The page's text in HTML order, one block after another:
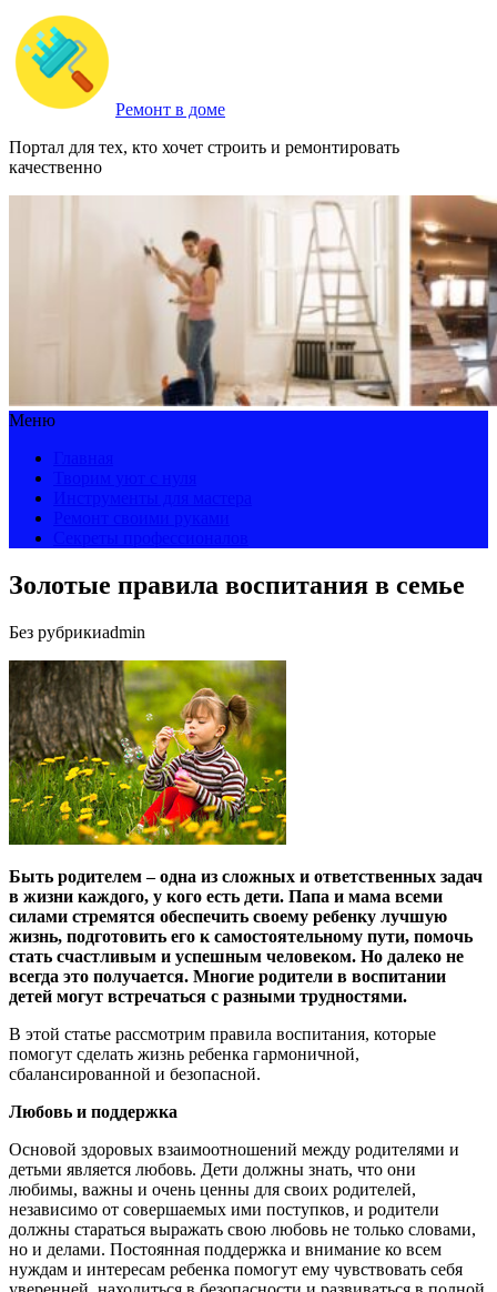
Ремонт в доме
Портал для тех, кто хочет строить и ремонтировать
качественно
Меню
Золотые правила воспитания в семье
Без рубрикиadmin
Быть родителем – одна из сложных и ответственных задач
в жизни каждого, у кого есть дети. Папа и мама всеми
силами стремятся обеспечить своему ребенку лучшую
жизнь, подготовить его к самостоятельному пути, помочь
стать счастливым и успешным человеком. Но далеко не
всегда это получается. Многие родители в воспитании
детей могут встречаться с разными трудностями.
В этой статье рассмотрим правила воспитания, которые
помогут сделать жизнь ребенка гармоничной,
сбалансированной и безопасной.
Любовь и поддержка
Основой здоровых взаимоотношений между родителями и
детьми является любовь. Дети должны знать, что они
любимы, важны и очень ценны для своих родителей,
независимо от совершаемых ими поступков, и родители
должны стараться выражать свою любовь не только словами,
но и делами. Постоянная поддержка и внимание ко всем
нуждам и интересам ребенка помогут ему чувствовать себя